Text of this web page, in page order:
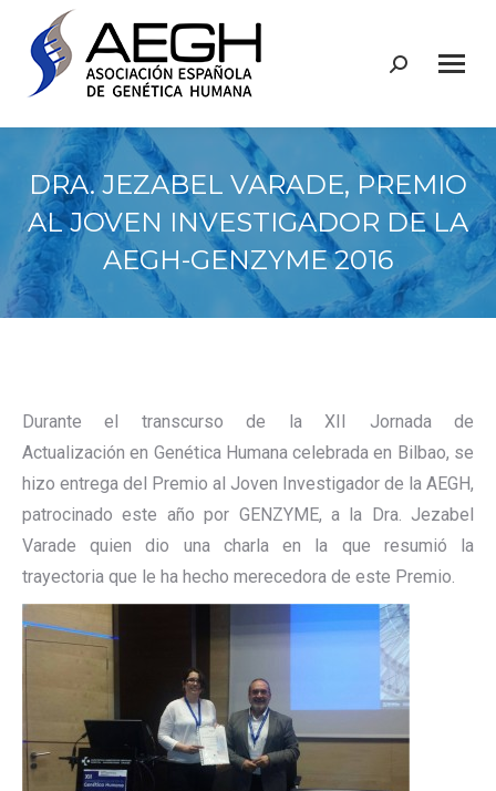
Buscar:
DRA. JEZABEL VARADE, PREMIO
AL JOVEN INVESTIGADOR DE LA
AEGH-GENZYME 2016
Durante el transcurso de la XII Jornada de
Actualización en Genética Humana celebrada en Bilbao, se
hizo entrega del Premio al Joven Investigador de la AEGH,
patrocinado este año por GENZYME, a la Dra. Jezabel
Varade quien dio una charla en la que resumió la
trayectoria que le ha hecho merecedora de este Premio.